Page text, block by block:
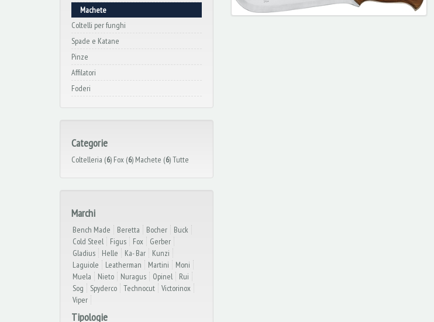
Machete
Coltelli per funghi
Spade e Katane
Pinze
Affilatori
Foderi
Categorie
Coltelleria (6) Fox (6) Machete (6)Tutte
Marchi
Bench Made Beretta Bocher
Buck
Cold Steel
Figus Fox
Gerber
Gladius
Helle Ka- Bar
Kunzi
Laguiole
Leatherman Martini
Moni
Muela
Nieto Nuragus Opinel
Rui
Sog
Spyderco Technocut
Victorinox
Viper
Tipologie